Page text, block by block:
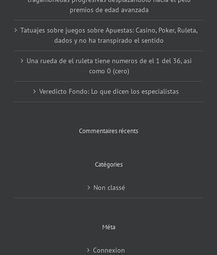
premios de edad avanzada
Tatuajes sobre juegos sobre Apuestas: Casino, Poker, Ruleta,
dados y no ha transpirado el sentido
Una rueda de el ruleta tiene numeros de el 1 del 36, asi
como 0 (cero)
Veredicto Fondo: Lo que dicen los especialistas
Commentaires récents
Catégories
Non classé
Méta
Connexion